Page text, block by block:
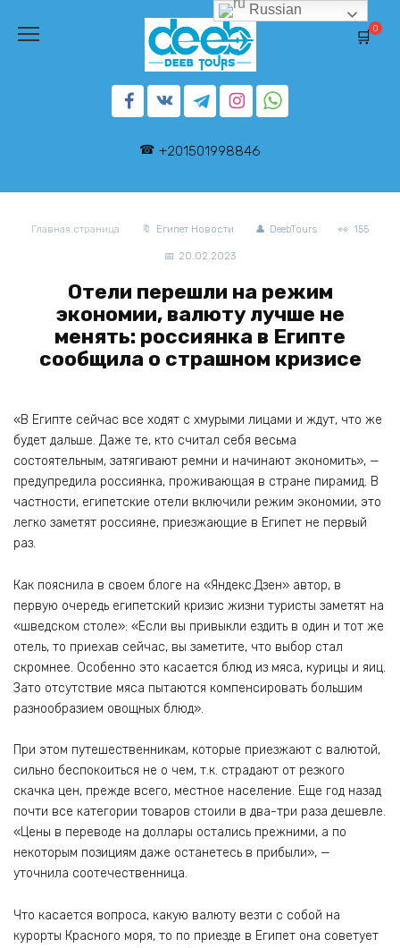
содержанию
+201501998846
0
Главная страница Египет Новости DeebTours 155
20.02.2023
Отели перешли на режим
экономии, валюту лучше не
менять: россиянка в Египте
сообщила о страшном кризисе
«В Египте сейчас все ходят с хмурыми лицами и ждут, что же
будет дальше. Даже те, кто считал себя весьма
состоятельным, затягивают ремни и начинают экономить», —
предупредила россиянка, проживающая в стране пирамид. В
частности, египетские отели включили режим экономии, это
легко заметят россияне, приезжающие в Египет не первый
раз.
Как пояснила в своем блоге на «Яндекс.Дзен» автор, в
первую очередь египетский кризис жизни туристы заметят на
«шведском столе»: «Если вы привыкли ездить в один и тот же
отель, то приехав сейчас, вы заметите, что выбор стал
скромнее. Особенно это касается блюд из мяса, курицы и яиц.
Зато отсутствие мяса пытаются компенсировать большим
разнообразием овощных блюд».
При этом путешественникам, которые приезжают с валютой,
сильно беспокоиться не о чем, т.к. страдают от резкого
скачка цен, прежде всего, местное население. Еще год назад
почти все категории товаров стоили в два-три раза дешевле.
«Цены в переводе на доллары остались прежними, а по
некоторым позициям даже останетесь в прибыли», —
уточнила соотечественница.
Что касается вопроса, какую валюту везти с собой на
курорты Красного моря, то по приезде в Египет она советует
Russian